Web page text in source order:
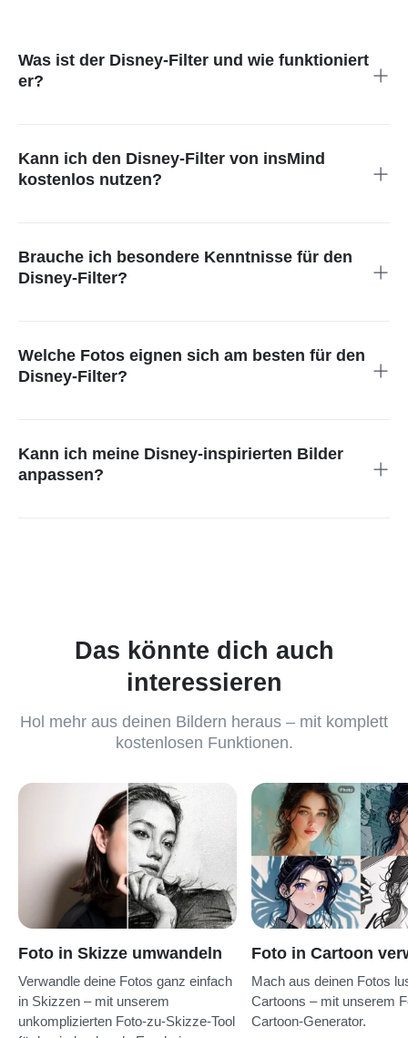
Was ist der Disney-Filter und wie funktioniert
er?
verwandeln.
Kann ich den Disney-Filter von insMind
kostenlos nutzen?
Brauche ich besondere Kenntnisse für den
Disney-Filter?
jeder das Tool nutzen kann – auch ohne Erfahrung in der
Bildbearbeitung.
Welche Fotos eignen sich am besten für den
Disney-Filter?
Kann ich meine Disney-inspirierten Bilder
anpassen?
Das könnte dich auch
interessieren
Hol mehr aus deinen Bildern heraus – mit komplett
kostenlosen Funktionen.
Foto in Skizze umwandeln
Verwandle deine Fotos ganz einfach
in Skizzen – mit unserem
unkomplizierten Foto-zu-Skizze-Tool
Foto in Cartoon
Mach aus deinen Fotos
Cartoons – mit unserem
Cartoon-Generator.